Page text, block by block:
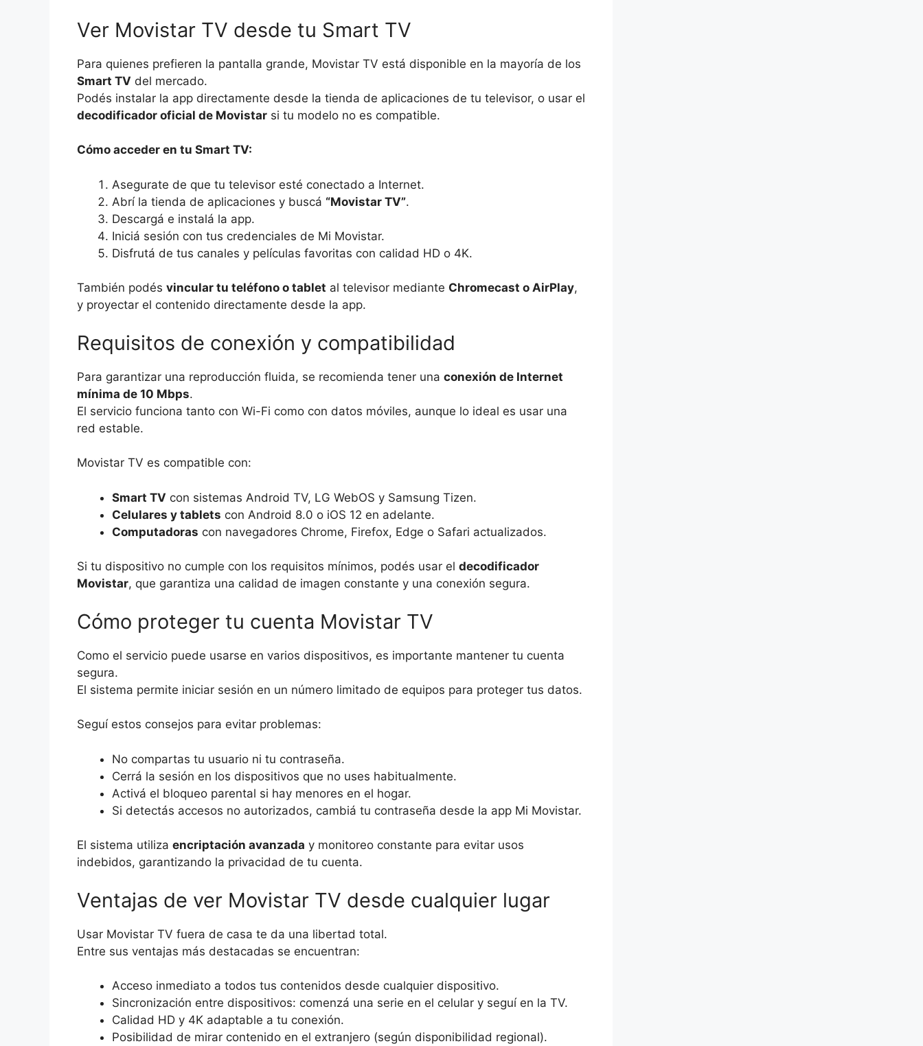
Ver Movistar TV desde tu Smart TV
Para quienes prefieren la pantalla grande, Movistar TV está disponible en la mayoría de los
Smart TV del mercado.
Podés instalar la app directamente desde la tienda de aplicaciones de tu televisor, o usar el
decodificador oficial de Movistar si tu modelo no es compatible.
Cómo acceder en tu Smart TV:
Asegurate de que tu televisor esté conectado a Internet.
Abrí la tienda de aplicaciones y buscá “Movistar TV”.
Descargá e instalá la app.
Iniciá sesión con tus credenciales de Mi Movistar.
Disfrutá de tus canales y películas favoritas con calidad HD o 4K.
También podés vincular tu teléfono o tablet al televisor mediante Chromecast o AirPlay,
y proyectar el contenido directamente desde la app.
Requisitos de conexión y compatibilidad
Para garantizar una reproducción fluida, se recomienda tener una conexión de Internet
mínima de 10 Mbps.
El servicio funciona tanto con Wi-Fi como con datos móviles, aunque lo ideal es usar una
red estable.
Movistar TV es compatible con:
Smart TV con sistemas Android TV, LG WebOS y Samsung Tizen.
Celulares y tablets con Android 8.0 o iOS 12 en adelante.
Computadoras con navegadores Chrome, Firefox, Edge o Safari actualizados.
Si tu dispositivo no cumple con los requisitos mínimos, podés usar el decodificador
Movistar, que garantiza una calidad de imagen constante y una conexión segura.
Cómo proteger tu cuenta Movistar TV
Como el servicio puede usarse en varios dispositivos, es importante mantener tu cuenta
segura.
El sistema permite iniciar sesión en un número limitado de equipos para proteger tus datos.
Seguí estos consejos para evitar problemas:
No compartas tu usuario ni tu contraseña.
Cerrá la sesión en los dispositivos que no uses habitualmente.
Activá el bloqueo parental si hay menores en el hogar.
Si detectás accesos no autorizados, cambiá tu contraseña desde la app Mi Movistar.
El sistema utiliza encriptación avanzada y monitoreo constante para evitar usos
indebidos, garantizando la privacidad de tu cuenta.
Ventajas de ver Movistar TV desde cualquier lugar
Usar Movistar TV fuera de casa te da una libertad total.
Entre sus ventajas más destacadas se encuentran:
Acceso inmediato a todos tus contenidos desde cualquier dispositivo.
Sincronización entre dispositivos: comenzá una serie en el celular y seguí en la TV.
Calidad HD y 4K adaptable a tu conexión.
Posibilidad de mirar contenido en el extranjero (según disponibilidad regional).